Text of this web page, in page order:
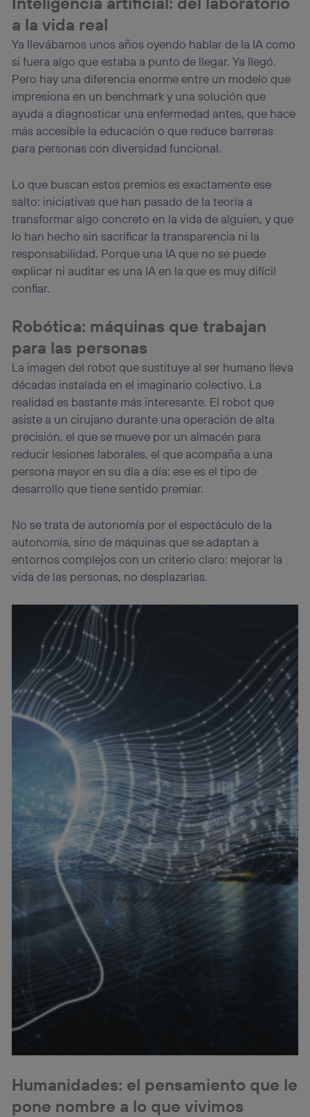
a la vida real
Ya llevábamos unos años oyendo hablar de la IA como
si fuera algo que estaba a punto de llegar. Ya llegó.
Pero hay una diferencia enorme entre un modelo que
impresiona en un benchmark y una solución que
ayuda a diagnosticar una enfermedad antes, que hace
más accesible la educación o que reduce barreras
para personas con diversidad funcional.
Lo que buscan estos premios es exactamente ese
salto: iniciativas que han pasado de la teoría a
transformar algo concreto en la vida de alguien, y que
lo han hecho sin sacrificar la transparencia ni la
responsabilidad. Porque una IA que no se puede
explicar ni auditar es una IA en la que es muy difícil
confiar.
Robótica: máquinas que trabajan
para las personas
La imagen del robot que sustituye al ser humano lleva
décadas instalada en el imaginario colectivo. La
realidad es bastante más interesante. El robot que
asiste a un cirujano durante una operación de alta
precisión, el que se mueve por un almacén para
reducir lesiones laborales, el que acompaña a una
persona mayor en su día a día: ese es el tipo de
desarrollo que tiene sentido premiar.
No se trata de autonomía por el espectáculo de la
autonomía, sino de máquinas que se adaptan a
entornos complejos con un criterio claro: mejorar la
vida de las personas, no desplazarlas.
Humanidades: el pensamiento que le
pone nombre a lo que vivimos